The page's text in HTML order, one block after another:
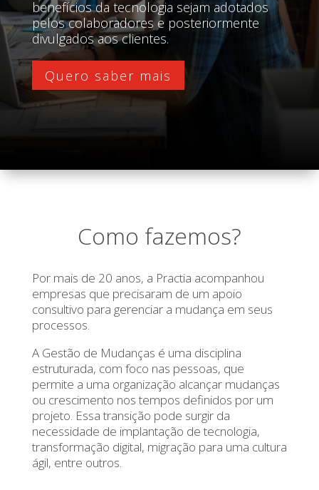
benefícios da tecnologia sejam adotados
pelos colaboradores e posteriormente
divulgados aos clientes.
Quero saber mais
Como fazemos?
Por mais de 20 anos, a Practia acompanhou
empresas que precisaram de um apoio
consultivo para gerenciar a mudança em seus
processos.
A Gestão de Mudanças é uma disciplina
estruturada, com foco nas pessoas, que
permite a uma organização alcançar mudanças
ou crescimento nos tempos definidos por um
projeto. Essa transição pode surgir da
necessidade de implantação de tecnologia,
transformação digital, migração para uma cultura
ágil, entre outros.